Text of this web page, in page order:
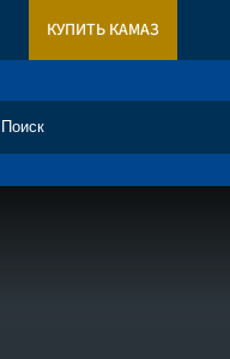
КУПИТЬ КАМАЗ